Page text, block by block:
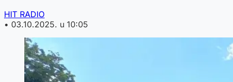
HIT RADIO
• 03.10.2025. u 10:05